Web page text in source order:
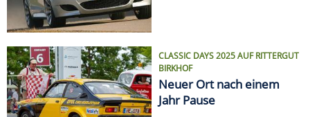
CLASSIC DAYS 2025 AUF RITTERGUT
BIRKHOF
Neuer Ort nach einem
Jahr Pause